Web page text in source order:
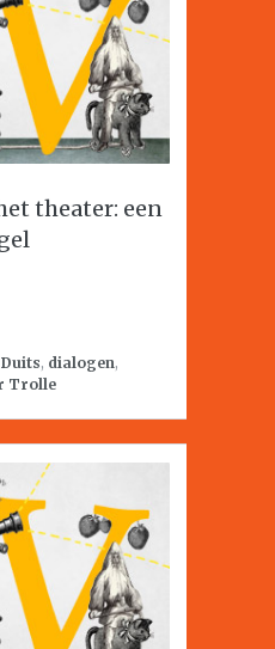
theater: een
Duits, dialogen,
Trolle